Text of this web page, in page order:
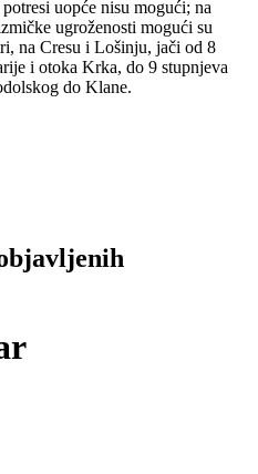
uopće nisu mogući; na
ugroženosti mogući su
na Cresu i Lošinju, jači od 8
i otoka Krka, do 9 stupnjeva
do Klane.